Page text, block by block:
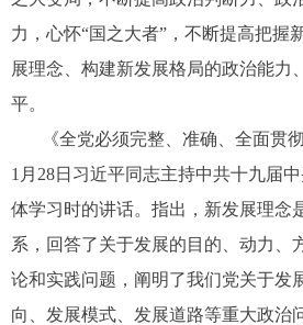
力，心怀“国之大者”，不断提高把握
展理念、构建新发展格局的政治能力
平。
《全党必须完整、准确、全面贯
1月28日习近平同志主持中共十九届
体学习时的讲话。指出，新发展理念
系，回答了关于发展的目的、动力、
论和实践问题，阐明了我们党关于发
向、发展模式、发展道路等重大政治